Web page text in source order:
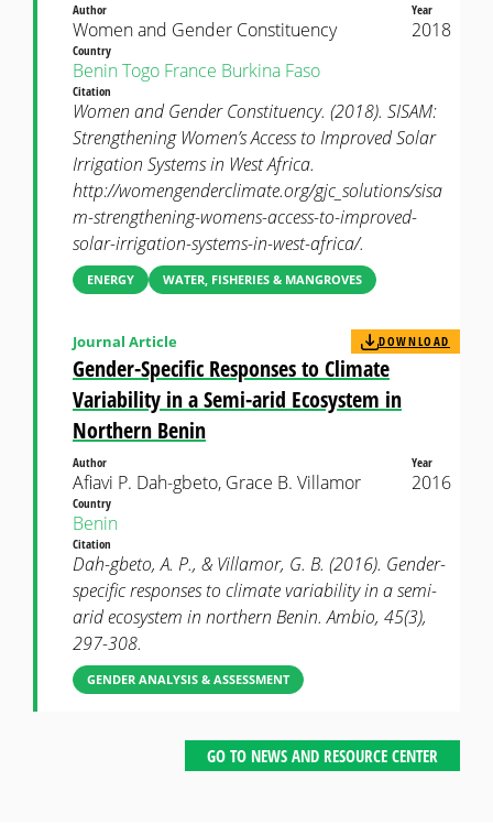
Author
Women and Gender Constituency
Year
2018
Country
BeninTogo France Burkina Faso
Citation
Women and Gender Constituency. (2018). SISAM:
Strengthening Women’s Access to Improved Solar
Irrigation Systems in West Africa.
http://womengenderclimate.org/gjc_solutions/sisa
m-strengthening-womens-access-to-improved-
solar-irrigation-systems-in-west-africa/.
ENERGY WATER, FISHERIES & MANGROVES
Gender-Specific Responses to Climate
Variability in a Semi-arid Ecosystem in
Northern Benin
Journal Article DOWNLOAD
Author
Afiavi P. Dah-gbeto, Grace B. Villamor
Year
2016
Country
Benin
Citation
Dah-gbeto, A. P., & Villamor, G. B. (2016). Gender-
specific responses to climate variability in a semi-
arid ecosystem in northern Benin. Ambio, 45(3),
297-308.
GENDER ANALYSIS & ASSESSMENT
GO TO NEWS AND RESOURCE CENTER